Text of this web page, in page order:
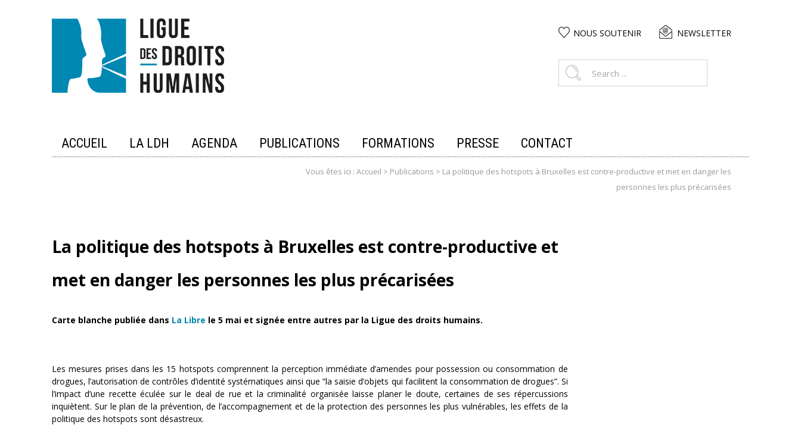
NOUS SOUTENIR NEWSLETTER
ACCUEIL LA LDH AGENDA PUBLICATIONS FORMATIONS PRESSE CONTACT
Vous êtes ici : Accueil > Publications > La politique des hotspots à Bruxelles est contre-productive et met en danger les
personnes les plus précarisées
La politique des hotspots à Bruxelles est contre-productive et
met en danger les personnes les plus précarisées
Carte blanche publiée dans La Libre le 5 mai et signée entre autres par la Ligue des droits humains.
Les mesures prises dans les 15 hotspots comprennent la perception immédiate d’amendes pour possession ou consommation de
drogues, l’autorisation de contrôles d’identité systématiques ainsi que “la saisie d’objets qui facilitent la consommation de drogues”. Si
l’impact d’une recette éculée sur le deal de rue et la criminalité organisée laisse planer le doute, certaines de ses répercussions
inquiètent. Sur le plan de la prévention, de l’accompagnement et de la protection des personnes les plus vulnérables, les effets de la
politique des hotspots sont désastreux.